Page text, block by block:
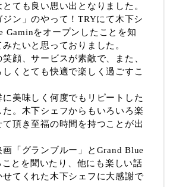
ても良い思い出となりました。
ジン」のやって！TRYにて木下シ
Gaminをオープンしたことを知
たいと思っておりました。
顔、サービスが素敵で、また、
くとても快適で楽しく過ごすこ
に美味しく何度でもリピートした
。木下シェフからもいろいろ楽
て頂き至福の時間を持つことが出
「グランブルー」とGrand Blue
とを聞いたり、他にも楽しい話
せてくれた木下シェフに大感謝で